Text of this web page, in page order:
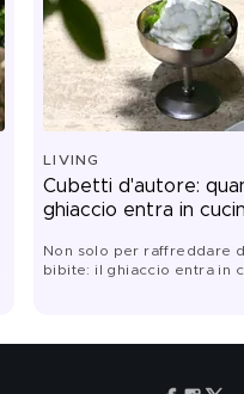
LIVING
Cubetti d'autore:
ghiaccio entra in
Non solo per raffreddare
bibite: il ghiaccio entra in
trasformano nell'alleato